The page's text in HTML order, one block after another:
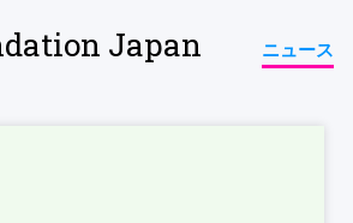
Japan
ニュース